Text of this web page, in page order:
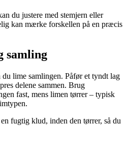
du justere med stemjern eller
kan mærke forskellen på en præcis
samling
lime samlingen. Påfør et tyndt lag
delene sammen. Brug
fast, mens limen tørrer – typisk
fugtig klud, inden den tørrer, så du